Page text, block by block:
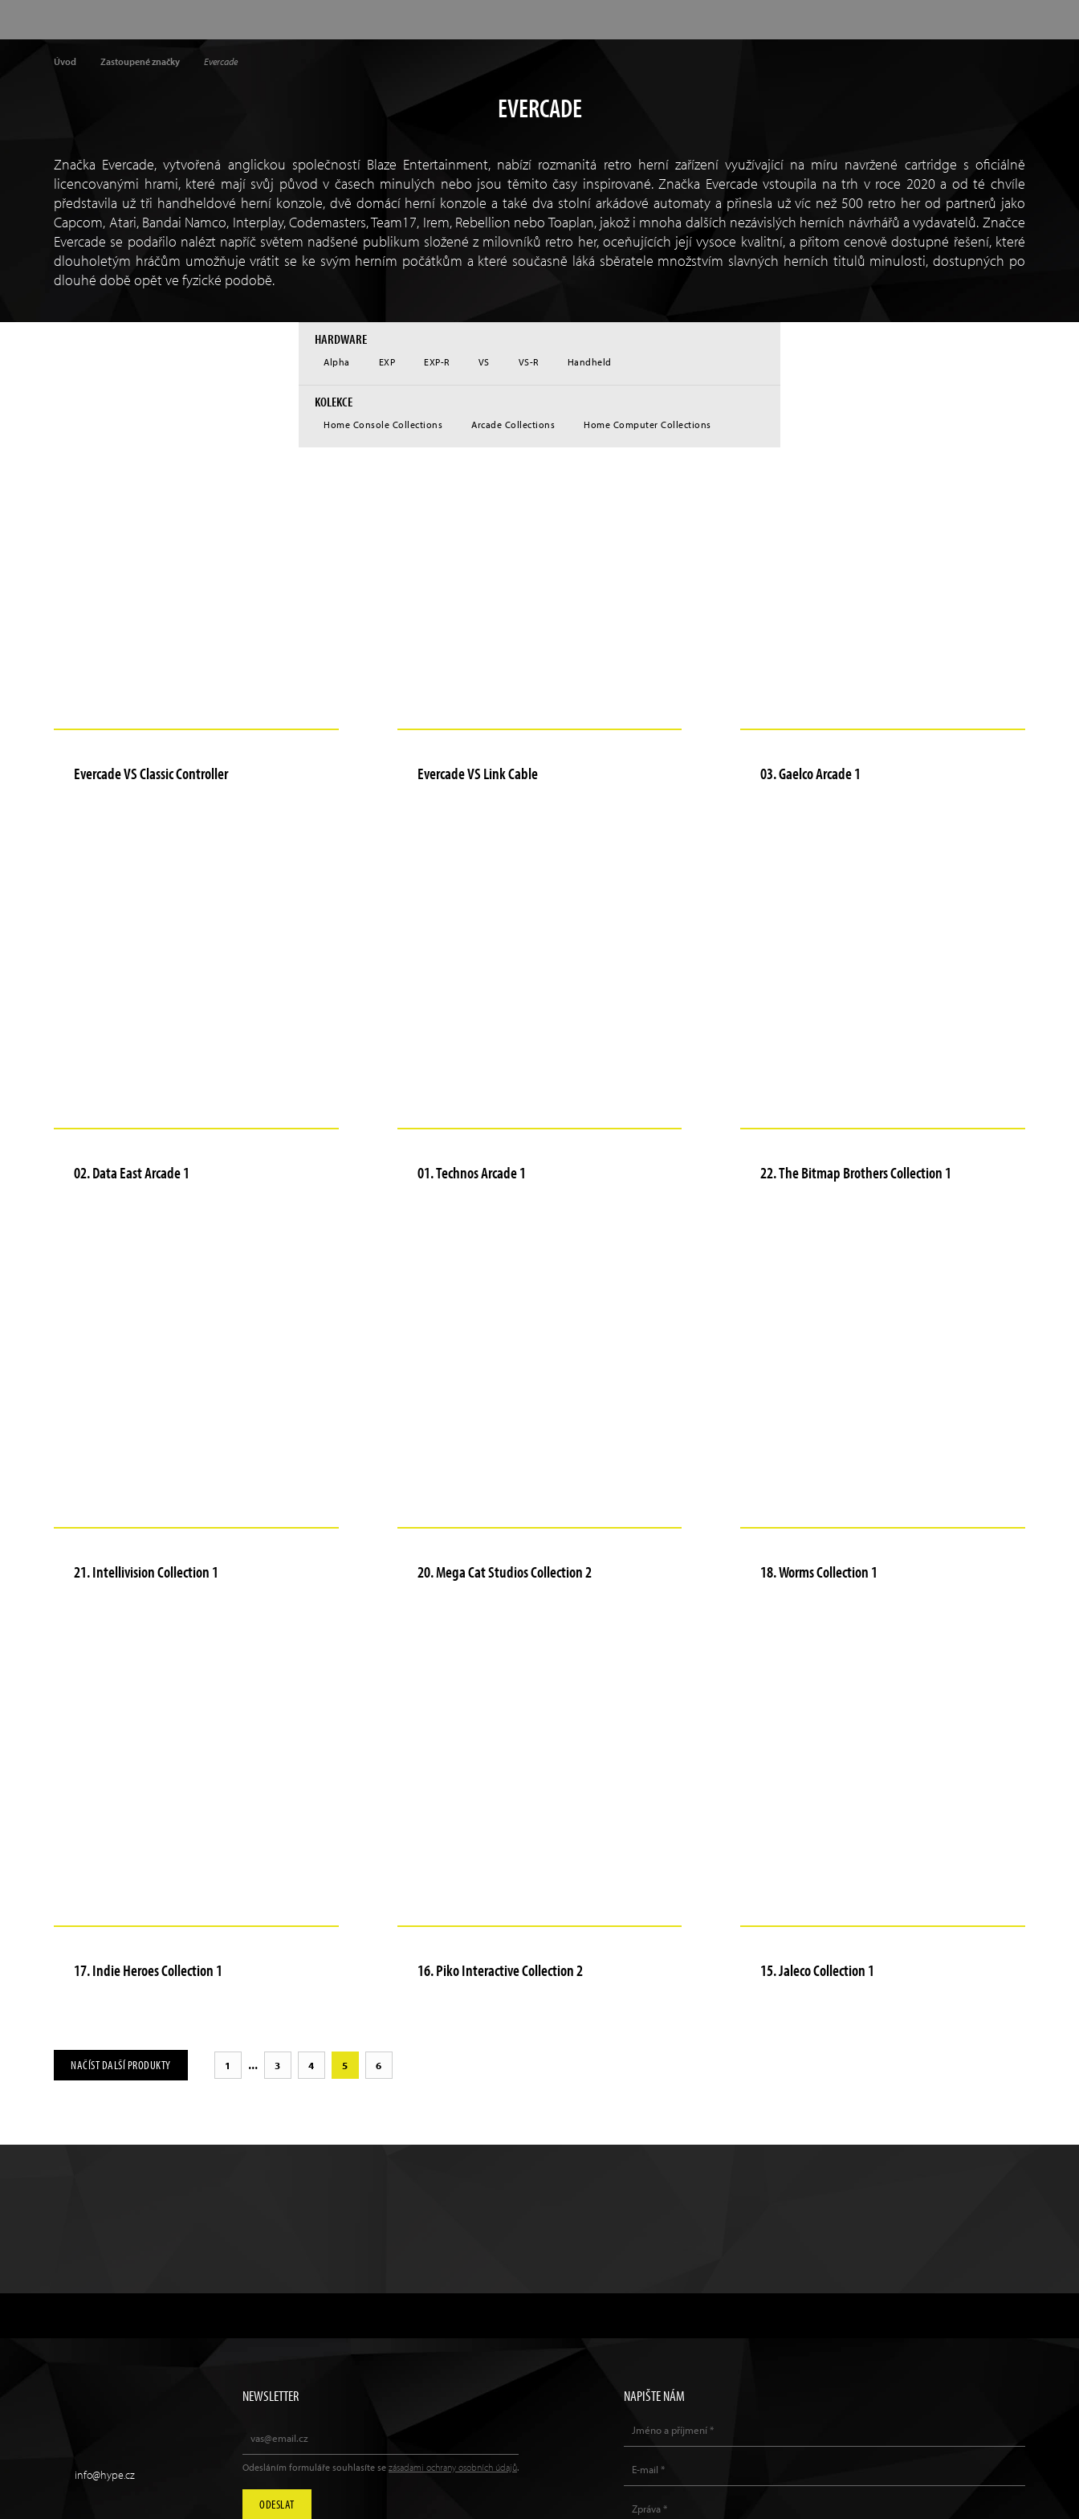
Úvod Zastoupené značky Evercade
EVERCADE
Značka Evercade, vytvořená anglickou společností Blaze Entertainment, nabízí rozmanitá retro herní zařízení využívající na míru navržené cartridge s oficiálně
licencovanými hrami, které mají svůj původ v časech minulých nebo jsou těmito časy inspirované. Značka Evercade vstoupila na trh v roce 2020 a od té chvíle
představila už tři handheldové herní konzole, dvě domácí herní konzole a také dva stolní arkádové automaty a přinesla už víc než 500 retro her od partnerů jako
Capcom, Atari, Bandai Namco, Interplay, Codemasters, Team17, Irem, Rebellion nebo Toaplan, jakož i mnoha dalších nezávislých herních návrhářů a vydavatelů. Značce
Evercade se podařilo nalézt napříč světem nadšené publikum složené z milovníků retro her, oceňujících její vysoce kvalitní, a přitom cenově dostupné řešení, které
dlouholetým hráčům umožňuje vrátit se ke svým herním počátkům a které současně láká sběratele množstvím slavných herních titulů minulosti, dostupných po
dlouhé době opět ve fyzické podobě.
HARDWARE
Alpha EXP EXP-R VS VS-R Handheld
KOLEKCE
Home Console Collections Arcade Collections Home Computer Collections
Evercade VS Classic Controller Evercade VS Link Cable 03. Gaelco Arcade 1
02. Data East Arcade 1 01. Technos Arcade 1 22. The Bitmap Brothers Collection 1
21. Intellivision Collection 1 20. Mega Cat Studios Collection 2 18. Worms Collection 1
17. Indie Heroes Collection 1 16. Piko Interactive Collection 2 15. Jaleco Collection 1
NAČÍST DALŠÍ PRODUKTY 1 ... 3 4 5 6
info@hype.cz
NEWSLETTER
Odesláním formuláře souhlasíte se zásadami ochrany osobních údajů.
ODESLAT
NAPIŠTE NÁM